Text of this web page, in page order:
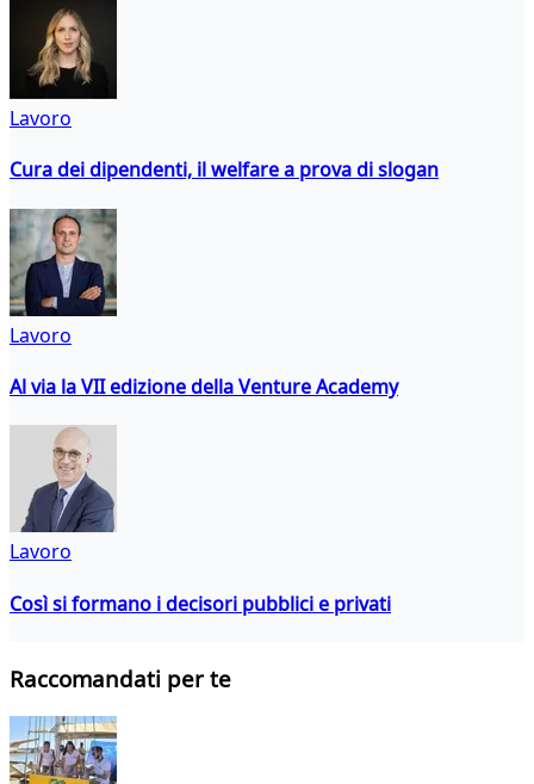
Lavoro
Cura dei dipendenti, il welfare a prova di slogan
Lavoro
Al via la VII edizione della Venture Academy
Lavoro
Così si formano i decisori pubblici e privati
Raccomandati per te